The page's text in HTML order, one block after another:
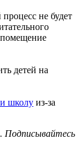
не будет
детей на
школу из-за
Подписывайтесь